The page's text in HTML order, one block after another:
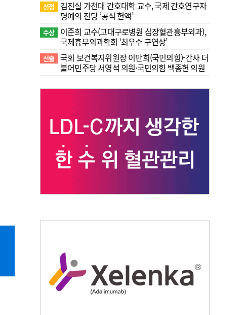
선정
김진실 가천대 간호대학 교수, 국제 간호연구자
명예의 전당 ‘공식 헌액’
수상
이준희 교수(고대구로병원 심장혈관흉부외과),
국제흉부외과학회 ‘최우수 구연상’
선출 국회 보건복지위원장 이만희(국민의힘)-간사 더
불어민주당 서영석 의원·국민의힘 백종헌 의원